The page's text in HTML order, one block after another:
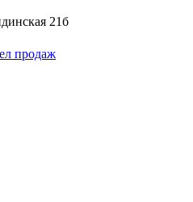
21б
продаж